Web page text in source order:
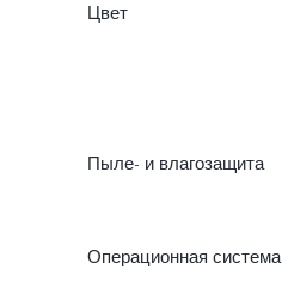
Цвет
Пыле- и влагозащита
Операционная система